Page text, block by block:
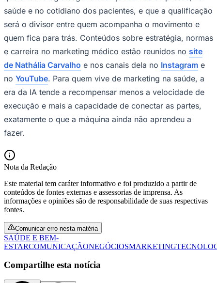
Flamengo
saúde e no cotidiano dos pacientes, e que a qualificação
será o divisor entre quem acompanha o movimento e
quem fica para trás. Conteúdos sobre estratégia, normas
e carreira no marketing médico estão reunidos no site
de Nathália Carvalho e nos canais dela no Instagram e
no YouTube. Para quem vive de marketing na saúde, a
era da IA tende a recompensar menos a velocidade de
execução e mais a capacidade de conectar as partes,
exatamente o que a máquina ainda não aprendeu a
fazer.
Nota da Redação
Este material tem caráter informativo e foi produzido a partir de
conteúdos de fontes externas e assessorias de imprensa. As
informações e opiniões são de responsabilidade de suas respectivas
fontes.
Comunicar erro nesta matéria
SAÚDE E BEM-
ESTARCOMUNICAÇÃONEGÓCIOSMARKETING
Compartilhe esta notícia